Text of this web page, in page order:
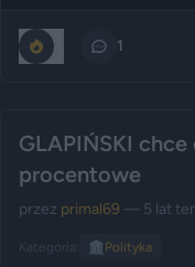
1
GLAPIŃSKI
procentowe
przez primal69 — 5 lat
Kategoria: 🏛️ Polityka